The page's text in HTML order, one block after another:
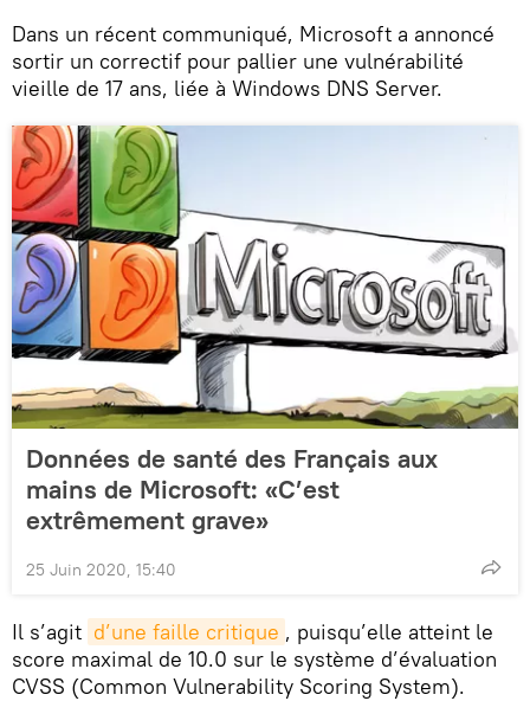
Dans un récent communiqué, Microsoft a annoncé
sortir un correctif pour pallier une vulnérabilité
vieille de 17 ans, liée à Windows DNS Server.
Données de santé des Français aux
mains de Microsoft: «C’est
extrêmement grave»
25 Juin 2020, 15:40
Il s’agit d’une faille critique , puisqu’elle atteint le
score maximal de 10.0 sur le système d’évaluation
CVSS (Common Vulnerability Scoring System).